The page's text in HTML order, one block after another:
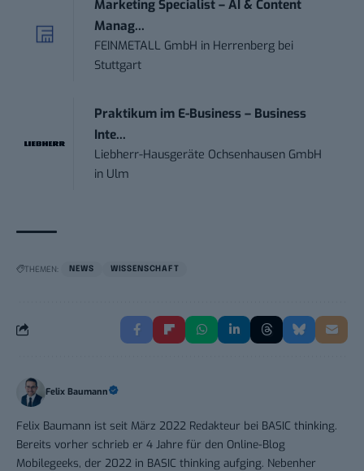
Marketing Specialist – AI & Content
Manag...
FEINMETALL GmbH in Herrenberg bei
Stuttgart
Praktikum im E-Business – Business
Inte...
Liebherr-Hausgeräte Ochsenhausen GmbH
in Ulm
THEMEN: NEWS WISSENSCHAFT
Felix Baumann
Felix Baumann ist seit März 2022 Redakteur bei BASIC thinking.
Bereits vorher schrieb er 4 Jahre für den Online-Blog
Mobilegeeks, der 2022 in BASIC thinking aufging. Nebenher